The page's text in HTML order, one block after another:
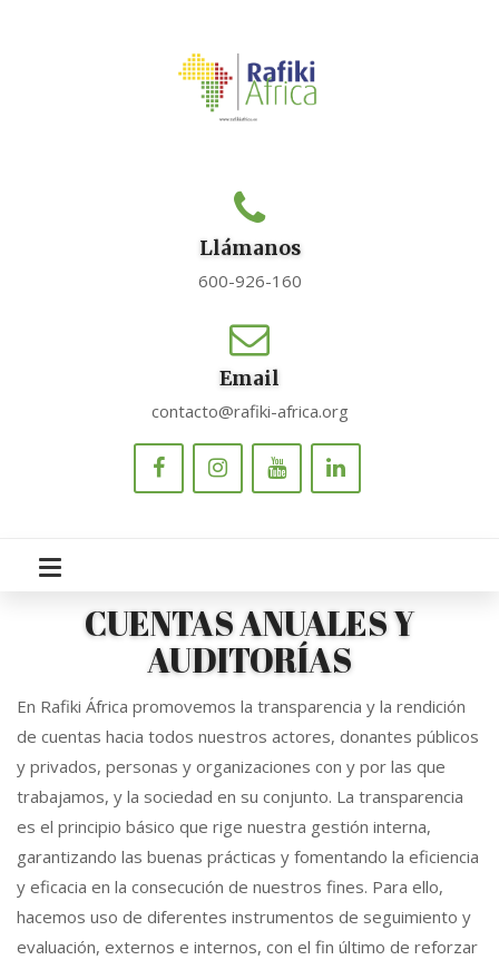
Llámanos
600-926-160
Email
contacto@rafiki-africa.org
CUENTAS ANUALES Y
AUDITORÍAS
En Rafiki África promovemos la transparencia y la rendición
de cuentas hacia todos nuestros actores, donantes públicos
y privados, personas y organizaciones con y por las que
trabajamos, y la sociedad en su conjunto. La transparencia
es el principio básico que rige nuestra gestión interna,
garantizando las buenas prácticas y fomentando la eficiencia
y eficacia en la consecución de nuestros fines. Para ello,
hacemos uso de diferentes instrumentos de seguimiento y
evaluación, externos e internos, con el fin último de reforzar